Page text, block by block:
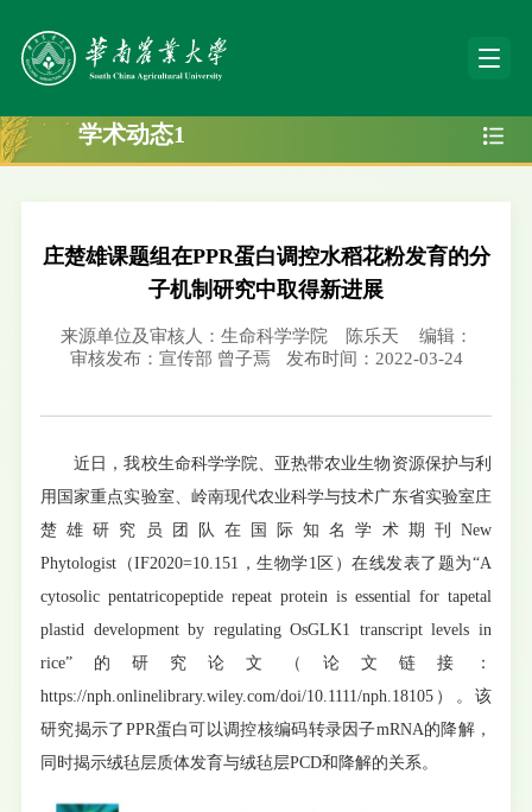
学术动态1
庄楚雄课题组在PPR蛋白调控水稻花粉发育的分
子机制研究中取得新进展
来源单位及审核人：生命科学学院 陈乐天
编辑：
审核发布：宣传部 曾子焉
发布时间：2022-03-24
近日，我校生命科学学院、亚热带农业生物资源保护与利
用国家重点实验室、岭南现代农业科学与技术广东省实验室庄
楚雄研究员团队在国际知名学术期刊New
Phytologist（IF2020=10.151，生物学1区）在线发表了题为“A
cytosolic pentatricopeptide repeat protein is essential for tapetal
plastid development by regulating OsGLK1 transcript levels in
rice”的研究论文（论文链接：
https://nph.onlinelibrary.wiley.com/doi/10.1111/nph.18105）。该
研究揭示了PPR蛋白可以调控核编码转录因子mRNA的降解，
同时揭示绒毡层质体发育与绒毡层PCD和降解的关系。